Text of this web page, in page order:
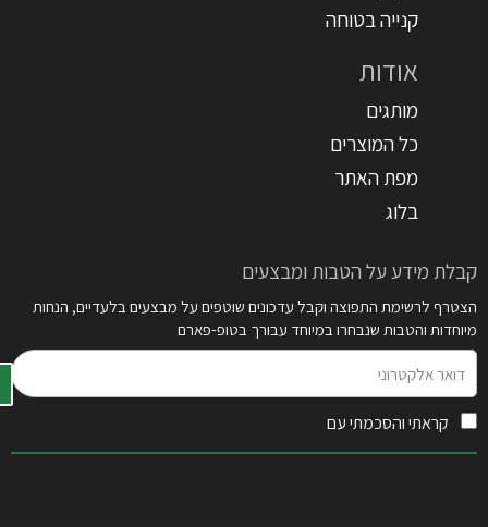
קנייה בטוחה
אודות
מותגים
כל המוצרים
מפת האתר
בלוג
קבלת מידע על הטבות ומבצעים
הצטרף לרשימת התפוצה וקבל עדכונים שוטפים על מבצעים בלעדיים, הנחות
מיוחדות והטבות שנבחרו במיוחד עבורך בטופ-פארם
אלקטרוני
קראתי והסכמתי עם